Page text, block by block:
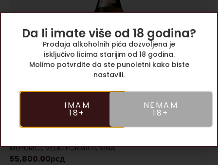
Brut Rose JEROBOAM, Champagne Billecart-
MEHURIĆI,VELIKI FORMATI,VINA
55,800.00рсд
Da li imate više od 18 godina?
Prodaja alkoholnih pića dozvoljena je
isključivo licima starijim od 18 godina.
Molimo potvrdite da ste punoletni kako biste
nastavili.
IMAM
18+
NEMAM
18+